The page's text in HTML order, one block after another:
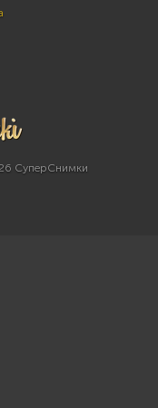
СуперСнимки